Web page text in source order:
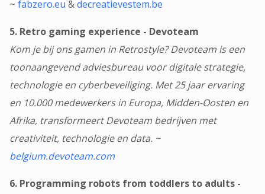
~ fabzero.eu &decreatievestem.be
5. Retro gaming experience - Devoteam
Kom je bij ons gamen in Retrostyle?Devoteam is een
toonaangevend adviesbureau voor digitale strategie,
technologie en cyberbeveiliging. Met 25 jaar ervaring
en 10.000 medewerkers in Europa, Midden-Oosten en
Afrika, transformeert Devoteam bedrijven met
creativiteit, technologie en data. ~
belgium.devoteam.com
6. Programming robots from toddlers to adults -